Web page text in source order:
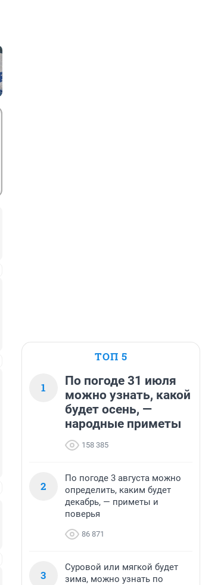
ТОП 5
1
По погоде 31 июля
можно узнать, какой
будет осень, —
народные приметы
158 385
2
По погоде 3 августа можно
определить, каким будет
декабрь, — приметы и
поверья
86 871
3
Суровой или мягкой будет
зима, можно узнать по